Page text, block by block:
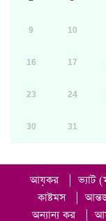
9 10
16 17
23 24
30 31
আয়কর ভ্যাট
কাষ্টমস
অন্যান্য কর